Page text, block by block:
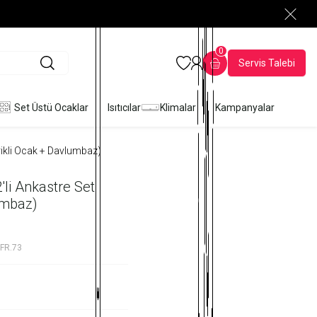
0
Servis Talebi
Set Üstü Ocaklar Isıtıcılar Klimalar Kampanyalar
Ocak + Davlumbaz)
Ankastre Set